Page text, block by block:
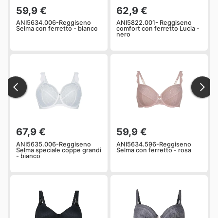
59,9 €
ANI5634.006-Reggiseno
Selma con ferretto - bianco
62,9 €
ANI5822.001- Reggiseno
comfort con ferretto Lucia -
nero
67,9 €
ANI5635.006-Reggiseno
Selma speciale coppe grandi
- bianco
59,9 €
ANI5634.596-Reggiseno
Selma con ferretto - rosa